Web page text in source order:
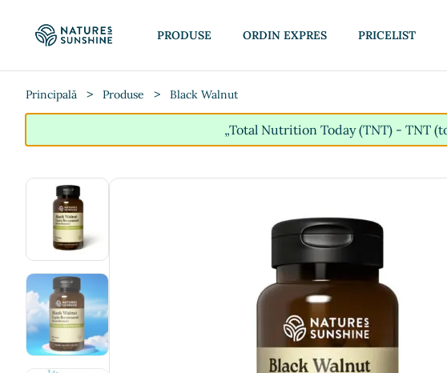
PRODUSE ORDIN EXPRES PRICELIST
Principală > Produse > Black Walnut
„Total Nutrition Today (TNT) - TNT